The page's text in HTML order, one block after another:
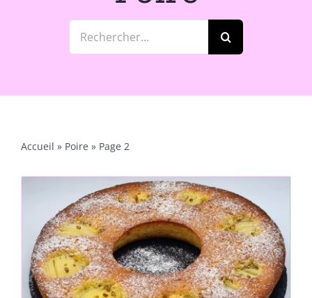
Rechercher:
Accueil » Poire » Page 2